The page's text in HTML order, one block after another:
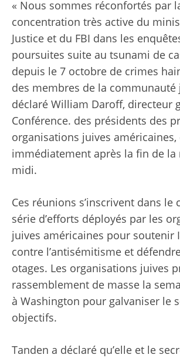
« Nous sommes réconfortés par
concentration très active du
Justice et du FBI dans les
poursuites suite au tsunami de
depuis le 7 octobre de crimes
des membres de la communauté
déclaré William Daroff, directeur
Conférence. des présidents des
organisations juives
immédiatement après la fin de la
midi.
Ces réunions s’inscrivent dans le
série d’efforts déployés par les
juives américaines pour soutenir
contre l’antisémitisme et
otages. Les organisations juives
rassemblement de masse la
à Washington pour galvaniser le
objectifs.
Tanden a déclaré qu’elle et le